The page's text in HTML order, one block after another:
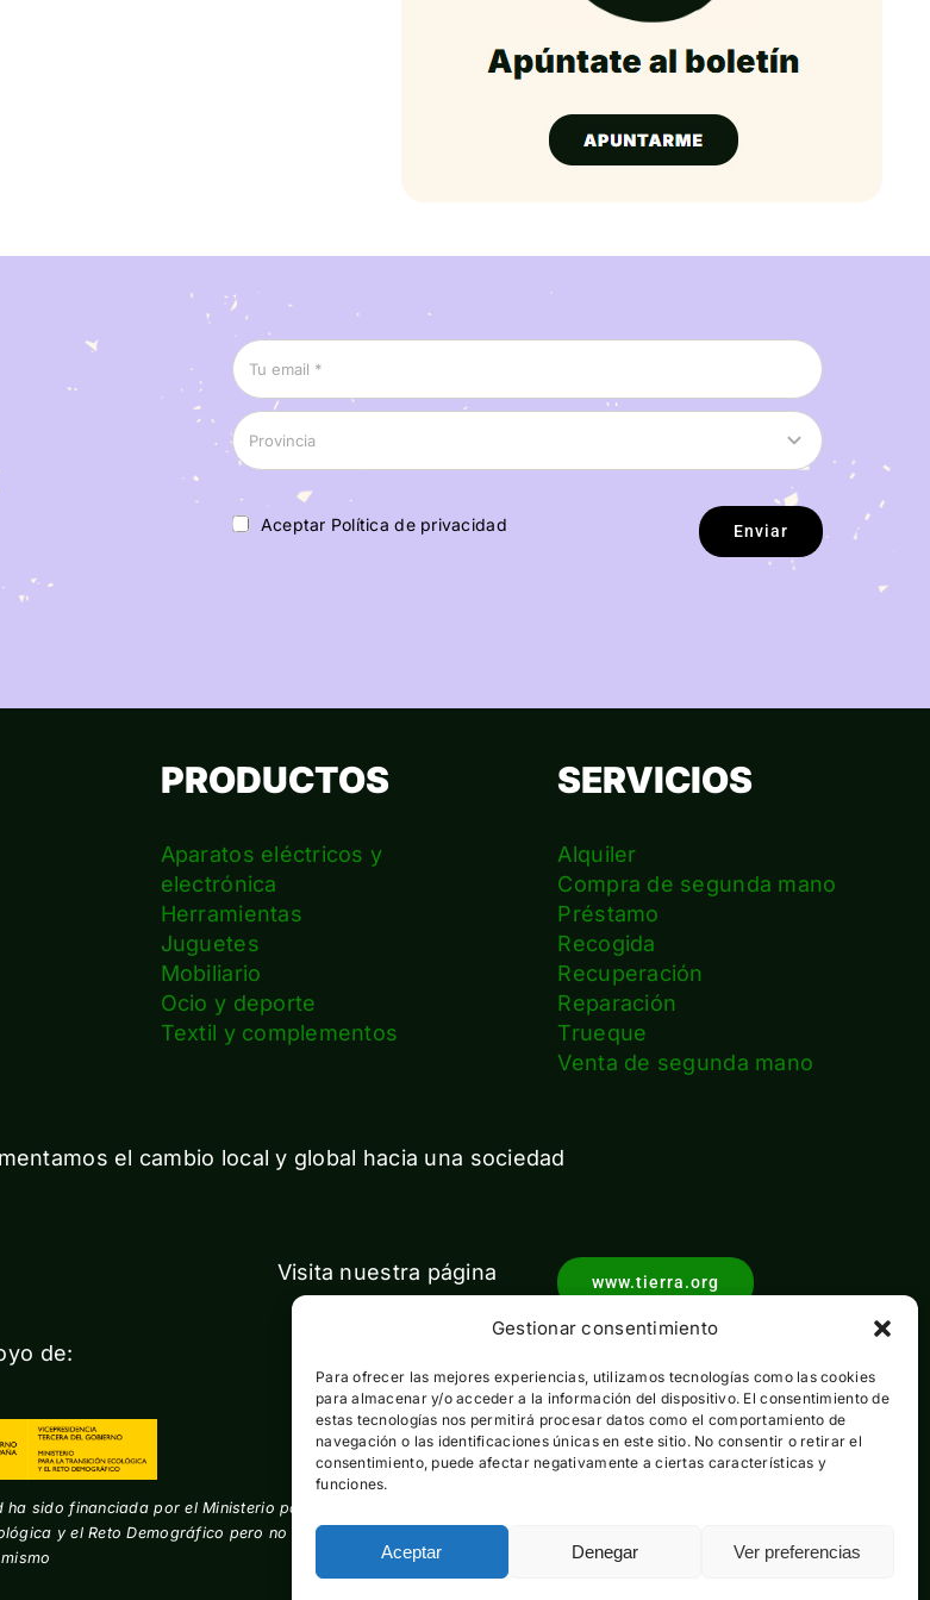
Gestionar consentimiento
Para ofrecer las mejores experiencias, utilizamos tecnologías como las cookies
para almacenar y/o acceder a la información del dispositivo. El consentimiento de
estas tecnologías nos permitirá procesar datos como el comportamiento de
navegación o las identificaciones únicas en este sitio. No consentir o retirar el
consentimiento, puede afectar negativamente a ciertas características y
funciones.
Aceptar Denegar Ver preferencias
Aceptar Política de privacidad Enviar
PRODUCTOS
Aparatos eléctricos y
electrónica
Herramientas
Juguetes
Mobiliario
Ocio y deporte
Textil y complementos
SERVICIOS
Alquiler
Compra de segunda mano
Préstamo
Recogida
Recuperación
Reparación
Trueque
Venta de segunda mano
el cambio local y global hacia una sociedad
Visita nuestra página www.tierra.org
de:
ha sido financiada por el Ministerio para la
y el Reto Demográfico pero no expresa